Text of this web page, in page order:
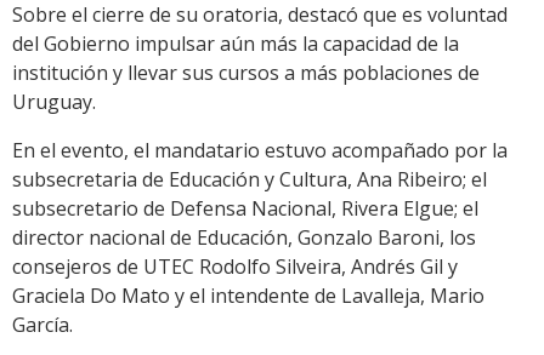
Sobre el cierre de su oratoria, destacó que es voluntad
del Gobierno impulsar aún más la capacidad de la
institución y llevar sus cursos a más poblaciones de
Uruguay.
En el evento, el mandatario estuvo acompañado por la
subsecretaria de Educación y Cultura, Ana Ribeiro; el
subsecretario de Defensa Nacional, Rivera Elgue; el
director nacional de Educación, Gonzalo Baroni, los
consejeros de UTEC Rodolfo Silveira, Andrés Gil y
Graciela Do Mato y el intendente de Lavalleja, Mario
García.